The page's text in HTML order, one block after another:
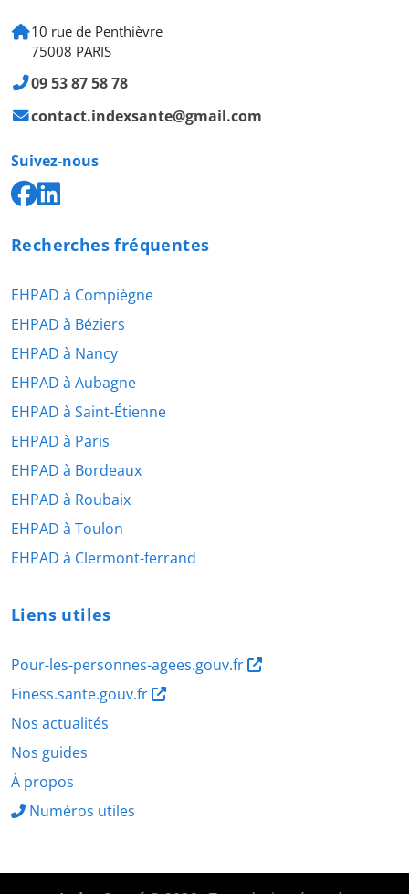
10 rue de Penthièvre
75008 PARIS
09 53 87 58 78
contact.indexsante@gmail.com
Suivez-nous
Recherches fréquentes
EHPAD à Compiègne
EHPAD à Béziers
EHPAD à Nancy
EHPAD à Aubagne
EHPAD à Saint-Étienne
EHPAD à Paris
EHPAD à Bordeaux
EHPAD à Roubaix
EHPAD à Toulon
EHPAD à Clermont-ferrand
Liens utiles
Pour-les-personnes-agees.gouv.fr
Finess.sante.gouv.fr
Nos actualités
Nos guides
À propos
Numéros utiles